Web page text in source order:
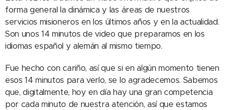
forma general la dinámica y las áreas de nuestros
servicios misioneros en los últimos años y en la actualidad.
Son unos 14 minutos de video que preparamos en los
idiomas español y alemán al mismo tiempo.
Fue hecho con cariño, así que si en algún momento tienen
esos 14 minutos para verlo, se lo agradecemos. Sabemos
que, digitalmente, hoy en día hay una gran competencia
por cada minuto de nuestra atención, así que estamos